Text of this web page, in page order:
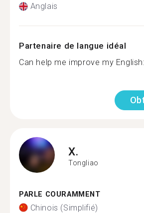
Anglais
Partenaire de langue idéal
Can help me improve my
X.
Tongliao
PARLE COURAMMENT
Chinois (Simplifié)